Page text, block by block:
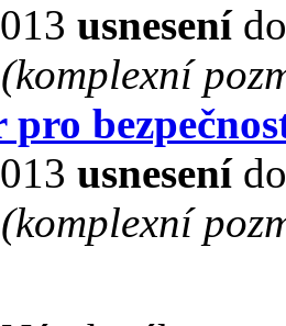
usnesení
(komplexní
usnesení
(komplexní